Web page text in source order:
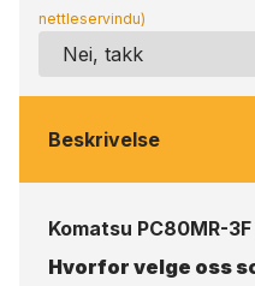
nettleservindu)
Beskrivelse
Komatsu PC80MR-3F
Hvorfor velge oss